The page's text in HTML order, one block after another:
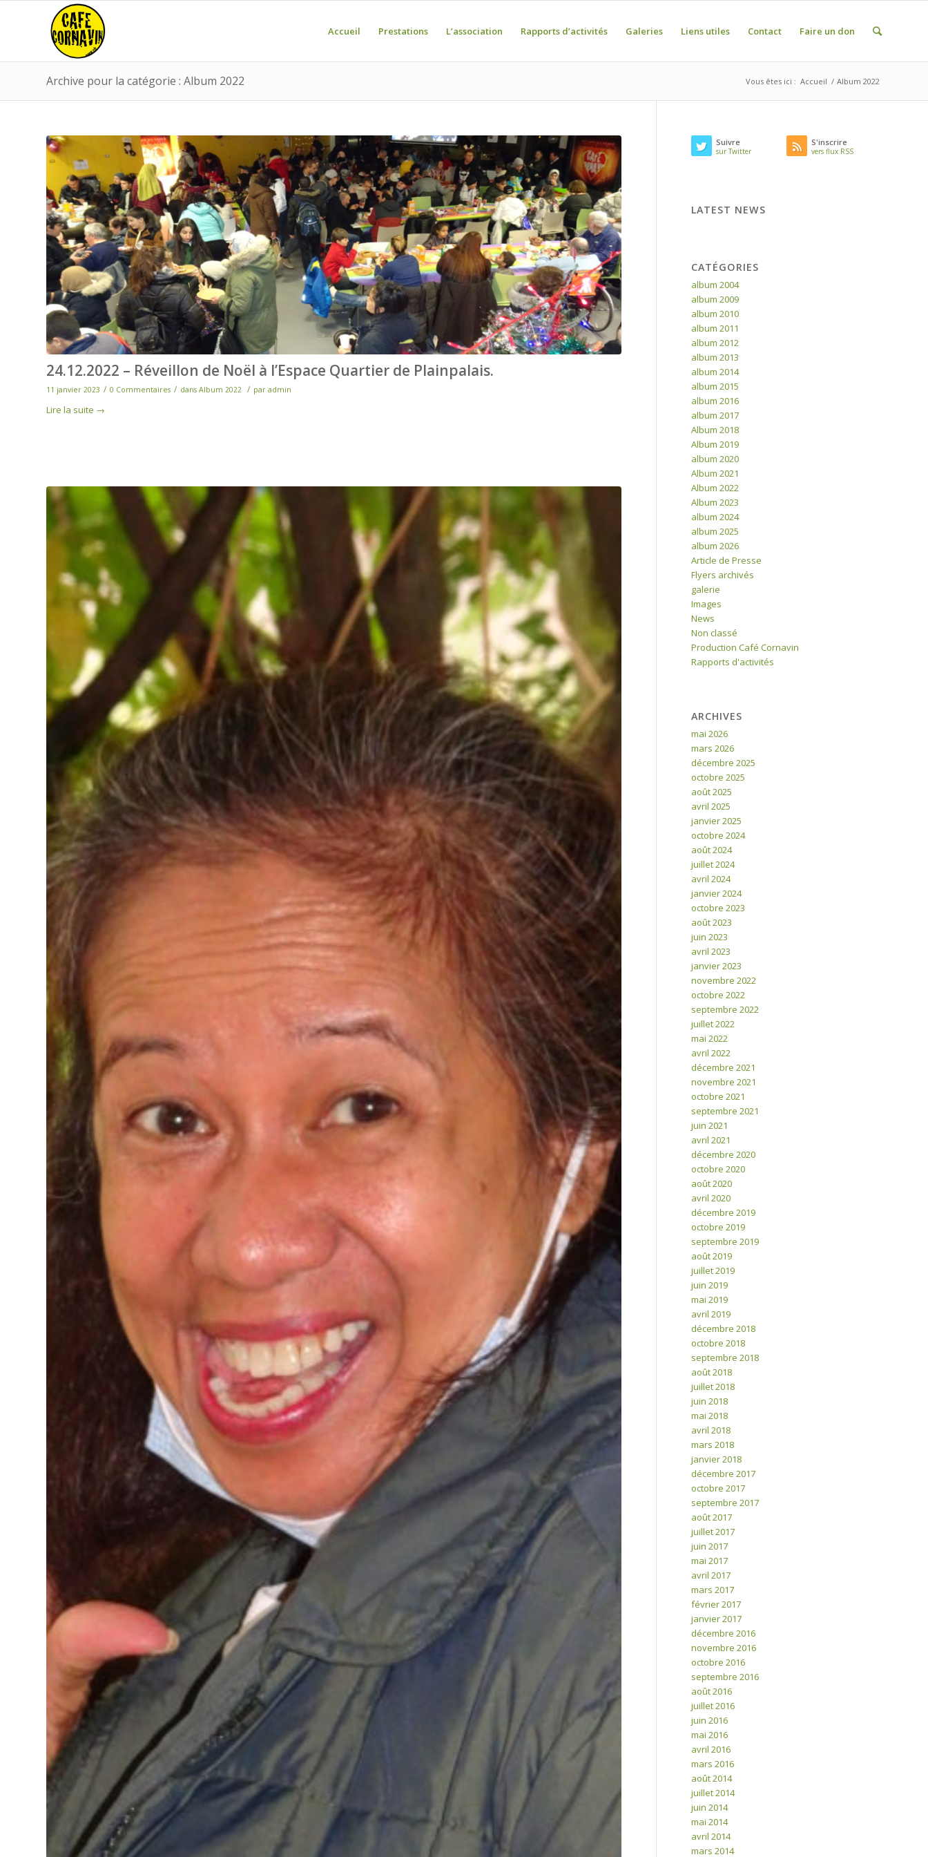
Accueil Prestations L’association Rapports d’activités Galeries Liens utiles Contact Faire un don
Archive pour la catégorie : Album 2022 Vous êtes ici : Accueil / Album 2022
24.12.2022 – Réveillon de Noël à l’Espace Quartier de Plainpalais.
11 janvier 2023 / 0 Commentaires / dans Album 2022 / par admin
Lire la suite →
Suivre
sur Twitter
S'inscrire
vers flux RSS
LATEST NEWS
CATÉGORIES
album 2004
album 2009
album 2010
album 2011
album 2012
album 2013
album 2014
album 2015
album 2016
album 2017
Album 2018
Album 2019
album 2020
Album 2021
Album 2022
Album 2023
album 2024
album 2025
album 2026
Article de Presse
Flyers archivés
galerie
Images
News
Non classé
Production Café Cornavin
Rapports d'activités
ARCHIVES
mai 2026
mars 2026
décembre 2025
octobre 2025
août 2025
avril 2025
janvier 2025
octobre 2024
août 2024
juillet 2024
avril 2024
janvier 2024
octobre 2023
août 2023
juin 2023
avril 2023
janvier 2023
novembre 2022
octobre 2022
septembre 2022
juillet 2022
mai 2022
avril 2022
décembre 2021
novembre 2021
octobre 2021
septembre 2021
juin 2021
avril 2021
décembre 2020
octobre 2020
août 2020
avril 2020
décembre 2019
octobre 2019
septembre 2019
août 2019
juillet 2019
juin 2019
mai 2019
avril 2019
décembre 2018
octobre 2018
septembre 2018
août 2018
juillet 2018
juin 2018
mai 2018
avril 2018
mars 2018
janvier 2018
décembre 2017
octobre 2017
septembre 2017
août 2017
juillet 2017
juin 2017
mai 2017
avril 2017
mars 2017
février 2017
janvier 2017
décembre 2016
novembre 2016
octobre 2016
septembre 2016
août 2016
juillet 2016
juin 2016
mai 2016
avril 2016
mars 2016
août 2014
juillet 2014
juin 2014
mai 2014
avril 2014
mars 2014